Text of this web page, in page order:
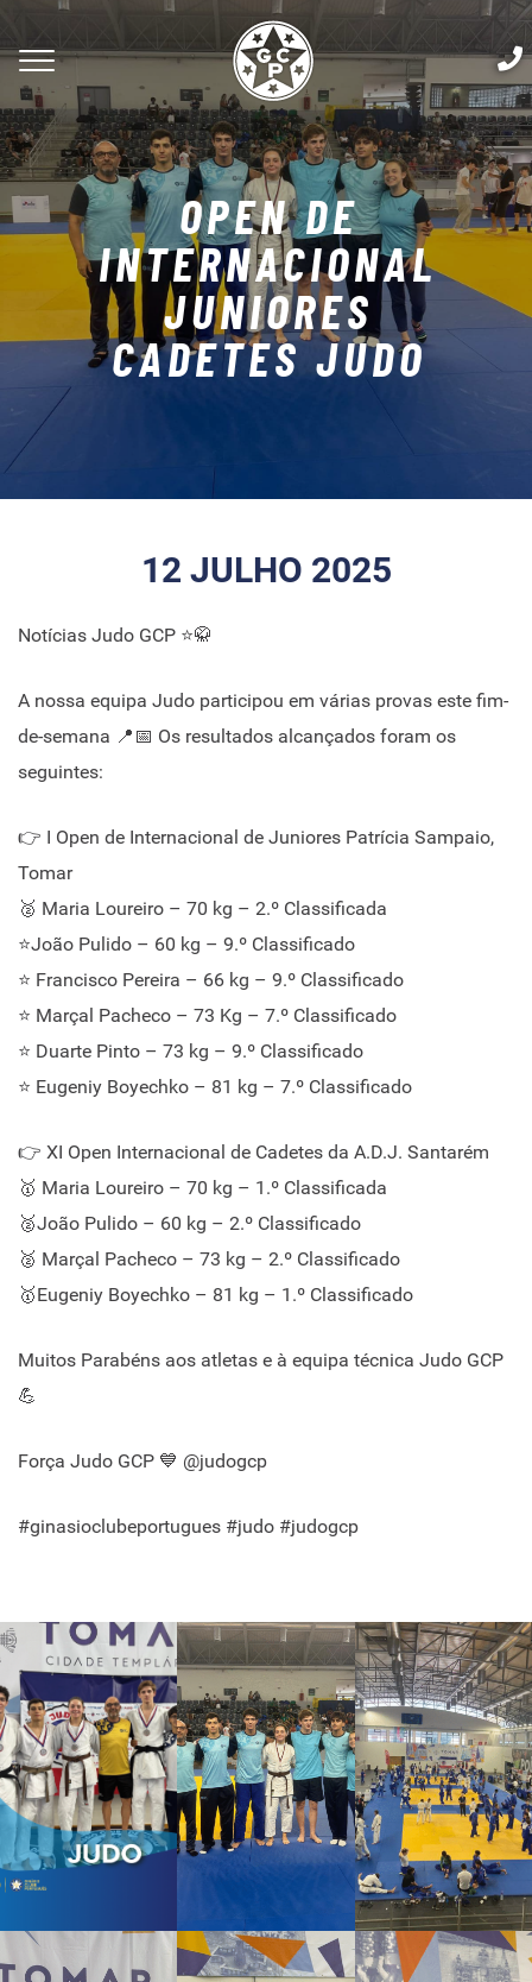
OPEN DE
INTERNACIONAL
JUNIORES
CADETES JUDO
12 JULHO 2025
Notícias Judo GCP ⭐🥋
A nossa equipa Judo participou em várias provas este fim-
de-semana 📍📅 Os resultados alcançados foram os
seguintes:
👉 I Open de Internacional de Juniores Patrícia Sampaio,
Tomar
🥈 Maria Loureiro – 70 kg – 2.º Classificada
⭐João Pulido – 60 kg – 9.º Classificado
⭐ Francisco Pereira – 66 kg – 9.º Classificado
⭐ Marçal Pacheco – 73 Kg – 7.º Classificado
⭐ Duarte Pinto – 73 kg – 9.º Classificado
⭐ Eugeniy Boyechko – 81 kg – 7.º Classificado
👉 XI Open Internacional de Cadetes da A.D.J. Santarém
🥇 Maria Loureiro – 70 kg – 1.º Classificada
🥈João Pulido – 60 kg – 2.º Classificado
🥈 Marçal Pacheco – 73 kg – 2.º Classificado
🥇Eugeniy Boyechko – 81 kg – 1.º Classificado
Muitos Parabéns aos atletas e à equipa técnica Judo GCP
💪
Força Judo GCP 💙 @judogcp
#ginasioclubeportugues #judo #judogcp